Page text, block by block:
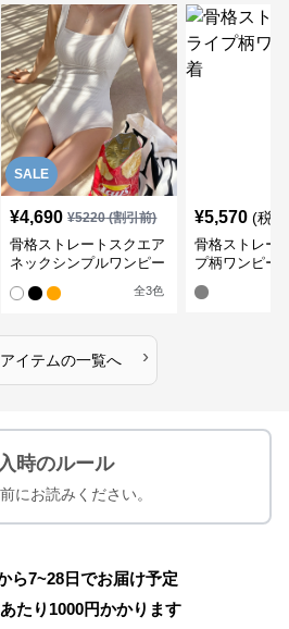
SALE
¥4,690 ¥5220(割引前)
骨格ストレートスクエア
ネックシンプルワンピー
全3色
¥5,570 (税
骨格ストレー
プ柄ワンピー
イテムの一覧へ ›
時のルール
にお読みください。
ら7~28日でお届け予定
たり 1000円かかります